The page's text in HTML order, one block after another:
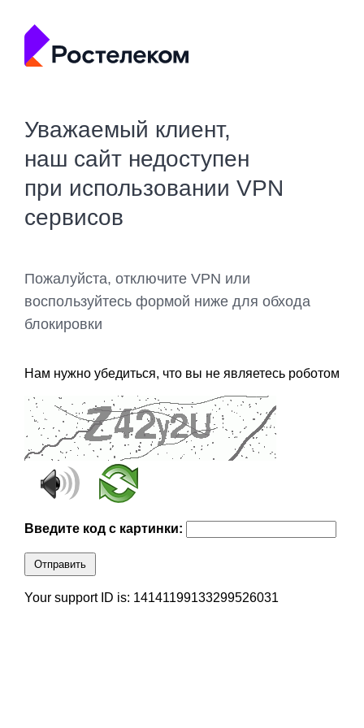
Уважаемый клиент,
наш сайт недоступен
при использовании VPN
сервисов
Пожалуйста, отключите VPN или
воспользуйтесь формой ниже для обхода
блокировки
Нам нужно убедиться, что вы не являетесь роботом
Введите код с картинки:
Отправить
Your support ID is: 14141199133299526031